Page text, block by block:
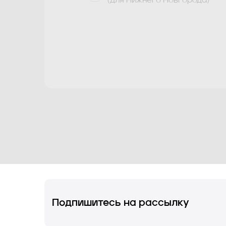
Подпишитесь на рассылку